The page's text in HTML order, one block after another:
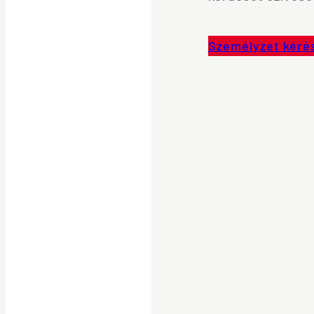
Személyzet